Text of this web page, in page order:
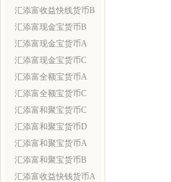
汇添富收益快线货币B
汇添富现金宝货币B
汇添富现金宝货币A
汇添富现金宝货币C
汇添富全额宝货币A
汇添富全额宝货币C
汇添富和聚宝货币C
汇添富和聚宝货币D
汇添富和聚宝货币A
汇添富和聚宝货币B
汇添富收益快钱货币A